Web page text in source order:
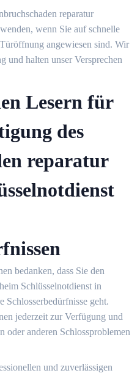
reparatur
wenn Sie auf schnelle
angewiesen sind.​ Wir
und halten unser Versprechen
Lesern für
des
reparatur
bedanken, dass Sie den
Schlüsselnotdienst in
Schlosserbedürfnisse geht.​
jederzeit zur Verfügung und
oder anderen Schlossproblemen
und zuverlässigen